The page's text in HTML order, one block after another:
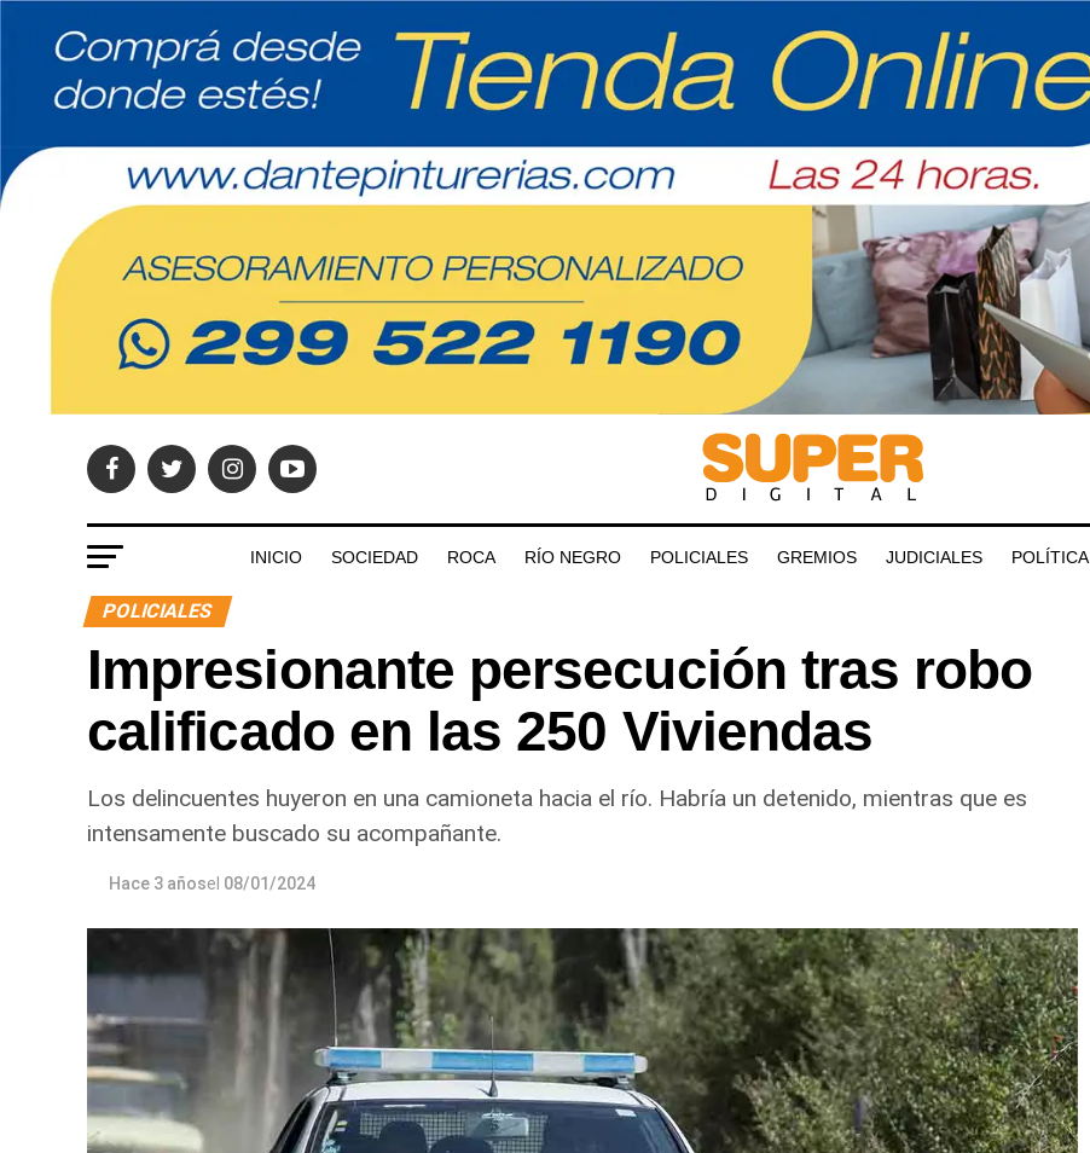
INICIO SOCIEDAD ROCA RÍO NEGRO POLICIALES GREMIOS JUDICIALES POLÍTICA
POLICIALES
Impresionante persecución tras robo
calificado en las 250 Viviendas
Los delincuentes huyeron en una camioneta hacia el río. Habría un detenido, mientras que es
intensamente buscado su acompañante.
Hace 3 añosel 08/01/2024